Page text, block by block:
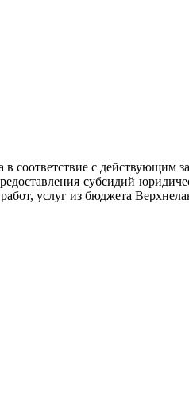
соответствие с действующим
субсидий
услуг из бюджета